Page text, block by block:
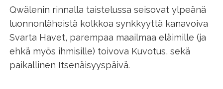
Qwälenin rinnalla taistelussa seisovat ylpeänä
luonnonläheistä kolkkoa synkkyyttä kanavoiva
Svarta Havet, parempaa maailmaa eläimille (ja
ehkä myös ihmisille) toivova Kuvotus, sekä
paikallinen Itsenäisyyspäivä.